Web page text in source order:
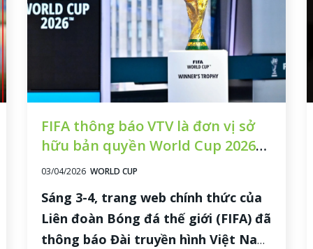
FIFA thông báo VTV là đơn vị sở
hữu bản quyền World Cup 2026
tại Việt Nam
03/04/2026 WORLD CUP
Sáng 3-4, trang web chính thức của
Liên đoàn Bóng đá thế giới (FIFA) đã
thông báo Đài truyền hình Việt Nam